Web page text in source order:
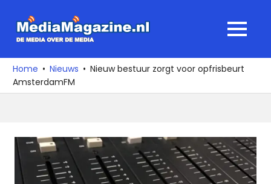
naar
media
over
de
MENU
Home Nieuws
Nieuw bestuur zorgt voor opfrisbeurt
AmsterdamFM